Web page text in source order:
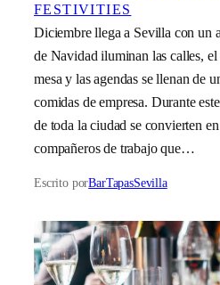
FESTIVITIES
Diciembre llega a Sevilla con un
de Navidad iluminan las calles,
mesa y las agendas se llenan de
comidas de empresa. Durante
de toda la ciudad se convierten
compañeros de trabajo que…
Escrito porBarTapasSevilla